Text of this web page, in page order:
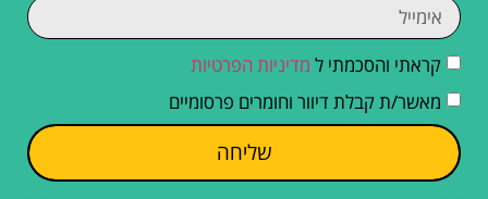
קראתי והסכמתי ל מדיניות הפרטיות
מאשר/ת קבלת דיוור וחומרים פרסומיים
שליחה